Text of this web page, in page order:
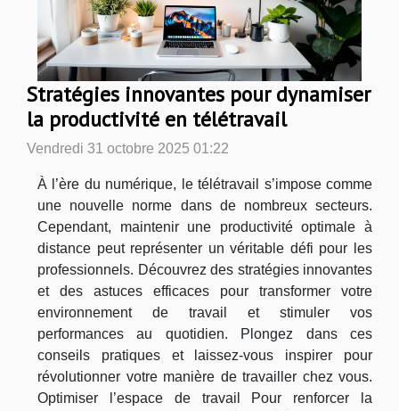
Stratégies innovantes pour dynamiser
la productivité en télétravail
Vendredi 31 octobre 2025 01:22
À l’ère du numérique, le télétravail s’impose comme
une nouvelle norme dans de nombreux secteurs.
Cependant, maintenir une productivité optimale à
distance peut représenter un véritable défi pour les
professionnels. Découvrez des stratégies innovantes
et des astuces efficaces pour transformer votre
environnement de travail et stimuler vos
performances au quotidien. Plongez dans ces
conseils pratiques et laissez-vous inspirer pour
révolutionner votre manière de travailler chez vous.
Optimiser l’espace de travail Pour renforcer la